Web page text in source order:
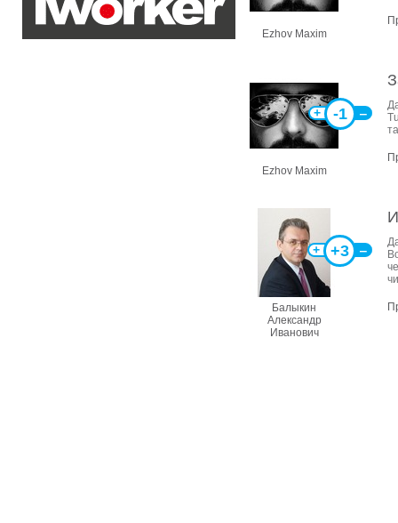
Ezhov Maxim
Ezhov Maxim
-1
+ ‒
Балыкин
Александр
Иванович
+3
+ ‒